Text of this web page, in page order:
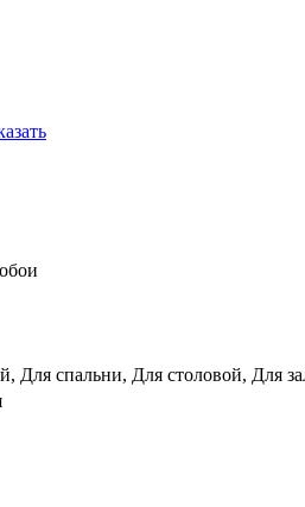
Для спальни, Для столовой, Для